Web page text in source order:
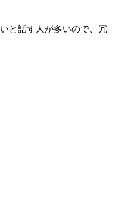
と話す人が多いので、冗